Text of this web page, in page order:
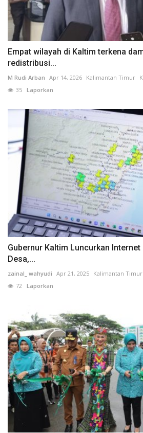
Empat wilayah di Kaltim terkena
redistribusi...
M Rudi Arban Apr 14, 2026 Kalimantan Timur
35 Laporkan
Gubernur Kaltim Luncurkan Internet
Desa,...
zainal_ wahyudi Apr 21, 2025 Kalimantan Timur
72 Laporkan